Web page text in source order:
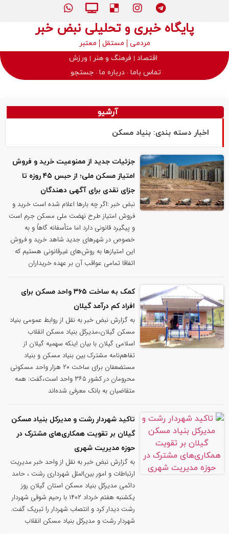
پایگاه خبری و تحلیلی نبض خبر
مردمی مستقل
معتبر
اقتصاد
فرهنگ و هنر
ورزش
تماس باما درباره ما جستجو
آرشیو
اخبار دسته بندی: بنیاد مسکن
جزئیات جدید از ممنوعیت خرید و فروش
امتیاز مسکن ملی؛ از حبس ۴۵ روزه تا
جزای نقدی برای آگهی دهندگان
نبض خبر :اگر چه بارها اعلام شده است خرید و
فروش امتیاز طرح نهضت ملی مسکن جرم است
و پیگیرد قانونی دارد اما متأسفانه گاهاً و به
خصوص در شهرهای جدید شاهد خرید و فروش
این امتیازها به روش‌های غیرقانونی هستیم که
اتفاقا تمامی عواقب آن بر عهده خریداران
کمک به ساخت ۳۶۵ واحد مسکن برای
افراد کم درآمد گیلان
به گزارش نبض خبر به نقل از روابط عمومی بنیاد
مسکن گیلان،مدیرکل بنیاد مسکن انقلاب
اسلامی گیلان با بیان اینکه سهمیه گیلان از
تفاهم‌نامه مشترک بین بنیاد مسکن و بنیاد
مستضعفان برای ساخت ۲۰ هزار واحد مسکونی
محرومان در کشور ۳۶۵ واحد است،گفت: همه
متقاضیان به بانک معرفی شده‌اند
تاکید شهردار رشت و مدیرکل بنیاد مسکن
گیلان بر تقویت همکاری‌های مشترک در
حوزه مدیریت شهری
به گزارش نبض خبر به نقل از واحد خبر مدیریت
ارتباطات و امور بین­‌الملل شهرداری رشت ، حامد
دائمی مدیرکل بنیاد مسکن استان گیلان روز
یکشنبه هفتم خرداد ۱۴۰۲ با رحیم شوقی شهردار
رشت دیدار کرد و انتصاب شهردار را تبریک گفت.
شهردار رشت و مدیرکل بنیاد مسکن انقلاب